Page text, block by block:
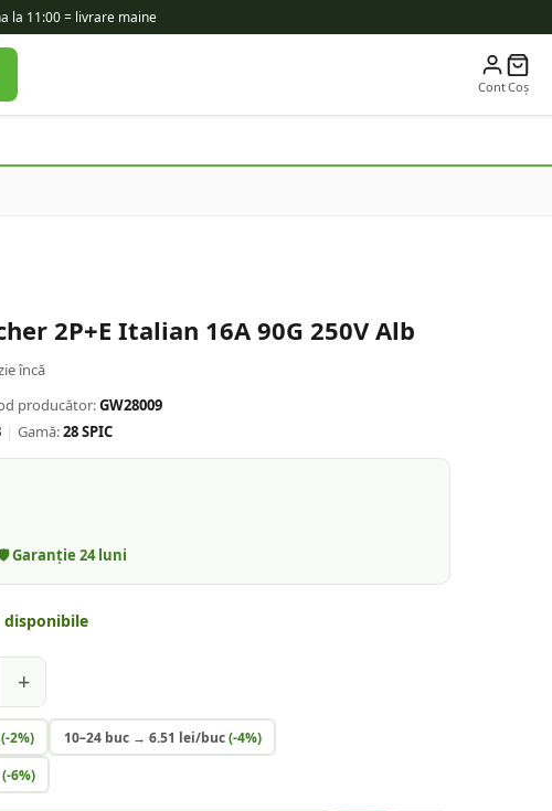
la 11:00 = livrare maine
ContCoș
2P+E Italian 16A 90G 250V Alb
încă
producător:GW28009
| Gamă:28 SPIC
Garanție 24luni
disponibile
+
(-2%) 10–24 buc→ 6.51 lei/buc(-4%)
(-6%)